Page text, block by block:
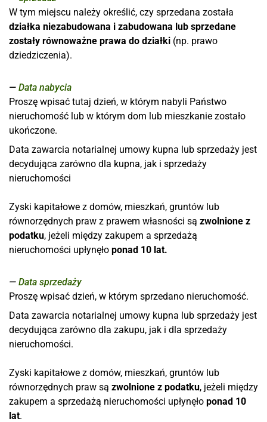
W tym miejscu należy określić, czy sprzedana została
działka niezabudowana i zabudowana lub sprzedane
zostały równoważne prawa do działki (np. prawo
dziedziczenia).
Data nabycia
Proszę wpisać tutaj dzień, w którym nabyli Państwo
nieruchomość lub w którym dom lub mieszkanie zostało
ukończone.
Data zawarcia notarialnej umowy kupna lub sprzedaży jest
decydująca zarówno dla kupna, jak i sprzedaży
nieruchomości
Zyski kapitałowe z domów, mieszkań, gruntów lub
równorzędnych praw z prawem własności są zwolnione z
podatku, jeżeli między zakupem a sprzedażą
nieruchomości upłynęło ponad 10 lat.
Data sprzedaży
Proszę wpisać dzień, w którym sprzedano nieruchomość.
Data zawarcia notarialnej umowy kupna lub sprzedaży jest
decydująca zarówno dla zakupu, jak i dla sprzedaży
nieruchomości.
Zyski kapitałowe z domów, mieszkań, gruntów lub
równorzędnych praw są zwolnione z podatku, jeżeli między
zakupem a sprzedażą nieruchomości upłynęło ponad 10
lat.